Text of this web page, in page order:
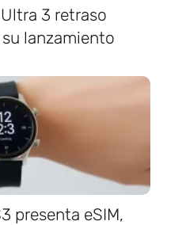
3 retraso
lanzamiento
presenta eSIM,